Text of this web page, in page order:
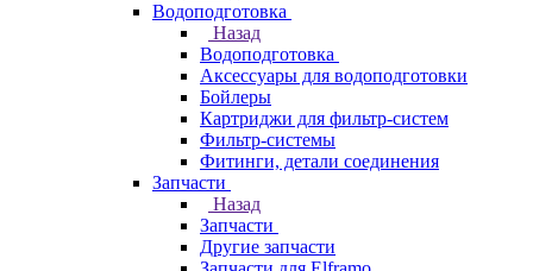
Водоподготовка
Назад
Водоподготовка
Аксессуары для водоподготовки
Бойлеры
Картриджи для фильтр-систем
Фильтр-системы
Фитинги, детали соединения
Запчасти
Назад
Запчасти
Другие запчасти